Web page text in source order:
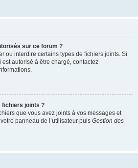
sur ce forum ?
ou interdire certains types de fichiers joints. Si
est autorisé à être chargé, contactez
fichiers joints ?
que vous avez joints à vos messages et
panneau de l’utilisateur puis Gestion des